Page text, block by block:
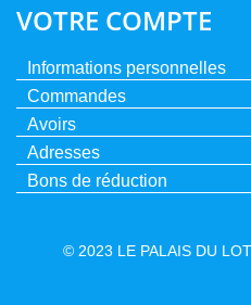
VOTRE COMPTE
Informations personnelles
Commandes
Avoirs
Adresses
Bons de réduction
© 2023 LE PALAIS DU